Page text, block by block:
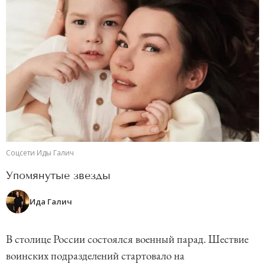
Соцсети Иды Галич
Упомянутые звезды
Ида Галич
В столице России состоялся военный парад. Шествие
воинских подразделений стартовало на